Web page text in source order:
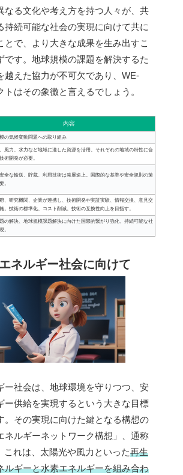
なる文化や考え方を持つ人々が、共
持続可能な社会の実現に向けて共に
とで、より大きな成果を生み出すこ
です。地球規模の課題を解決するた
越えた協力が不可欠であり、WE-
トはその象徴と言えるでしょう。
内容
の気候変動問題への取り組み
風力、水力など地域に適した資源を活用。それぞれの地域の特性に合
術開発が必要。
全な輸送、貯蔵、利用技術は発展途上。国際的な基準や安全規則の策
。
、研究機関、企業が連携し、技術開発や実証実験、情報交換、意見交
。技術の標準化、コスト削減、技術の互換性向上を目指す。
の解決、地球規模課題解決に向けた国際的繋がり強化、持続可能な社
。
ネルギー社会に向けて
ー社会は、地球環境を守りつつ、安
ー供給を実現するという大きな目標
。その実現に向けた鍵となる構想の
ネルギーネットワーク構想」、通称
これは、太陽光や風力といった再生
ルギーと水素エネルギーを組み合わ